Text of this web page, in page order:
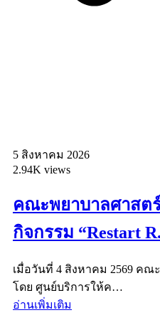
5 สิงหาคม 2026
2.94K views
คณะพยาบาลศาสต
กิจกรรม “Restart
เมื่อวันที่ 4 สิงหาคม 2569 ค
โดย ศูนย์บริการให้ค…
อ่านเพิ่มเติม